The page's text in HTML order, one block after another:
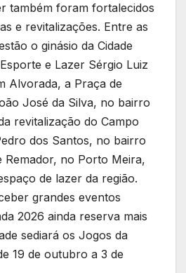
também foram fortalecidos
e revitalizações. Entre as
o ginásio da Cidade
e Lazer Sérgio Luiz
Alvorada, a Praça de
José da Silva, no bairro
revitalização do Campo
dos Santos, no bairro
Remador, no Porto Meira,
de lazer da região.
grandes eventos
2026 ainda reserva mais
sediará os Jogos da
19 de outubro a 3 de